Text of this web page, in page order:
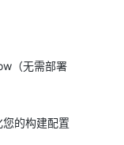
（无需部署
您的构建配置